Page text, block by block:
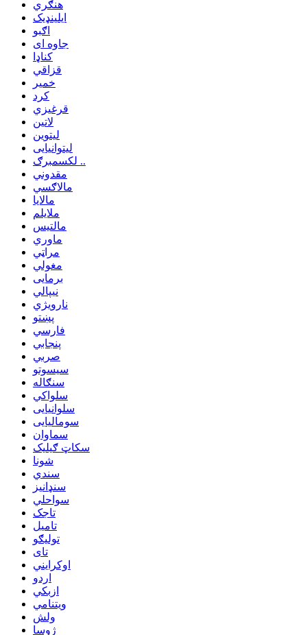
هنګري
ایلینډیک
اګبو
جاوه ای
کناډا
قزاقي
خمیر
کرد
قرغیزي
لاتین
لیتوین
لیتوانیایی
لکسمبرګ ..
مقدوني
مالاګسي
مالایا
ملایلم
مالتیس
ماوري
مراټي
مغولي
برمایی
نیپالي
نارویژي
پښتو
فارسي
پنجابي
صربي
سیسوتو
سنګاله
سلواکي
سلوانیایی
سومالیایی
سماوان
سکاټ ګیلیک
شونا
سندي
سنډانیز
سواحلي
تاجک
تامیل
تولیګو
تای
اوکرایني
اردو
ازبکي
ویتنامي
ولش
ژوسا